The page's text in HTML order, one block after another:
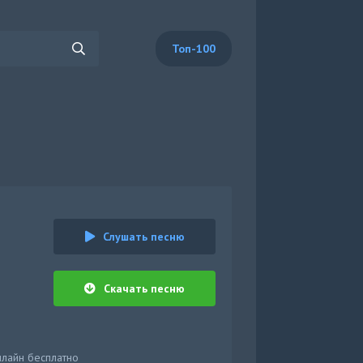
Топ-100
Слушать песню
Скачать песню
бесплатно